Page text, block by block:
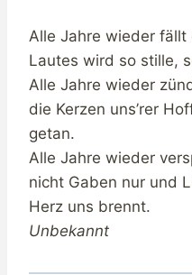
Alle Jahre wieder fällt
Lautes wird so stille,
Alle Jahre wieder
die Kerzen uns’rer
getan.
Alle Jahre wieder
nicht Gaben nur und
Herz uns brennt.
Unbekannt